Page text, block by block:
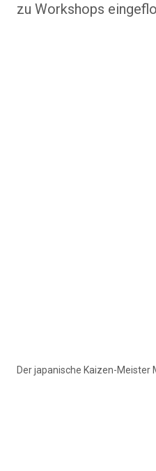
zu Workshops
Der japanische Kaizen-Meister